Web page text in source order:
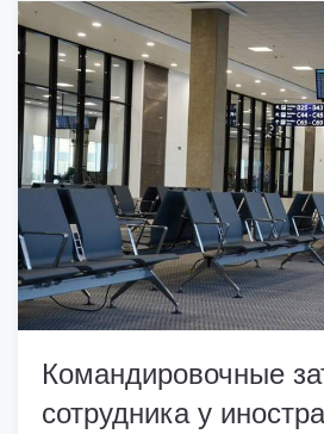
Командировочные
сотрудника у